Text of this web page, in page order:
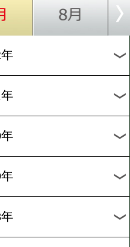
2016年
2015年
2014年
2013年